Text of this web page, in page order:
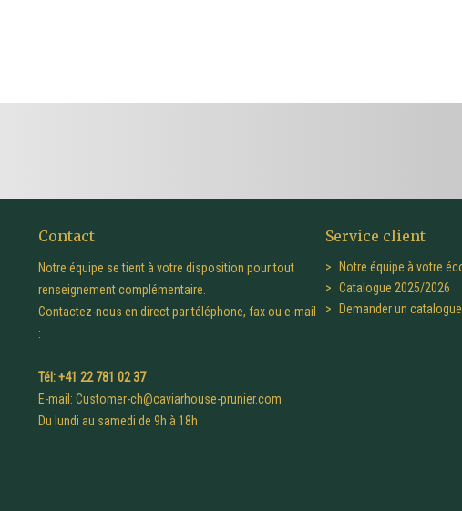
Contact
Notre équipe se tient à votre disposition pour tout
renseignement complémentaire.
Contactez-nous en direct par téléphone, fax ou e-mail
:
Tél: +41 22 781 02 37
E-mail: Customer-ch@caviarhouse-prunier.com
Du lundi au samedi de 9h à 18h
Service client
Notre équipe à votre
Catalogue 2025/2026
Demander un catalogue